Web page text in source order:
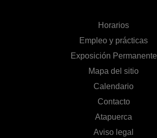
Horarios
Empleo y prácticas
Exposición Permanente
Mapa del sitio
Calendario
Contacto
Atapuerca
Aviso legal